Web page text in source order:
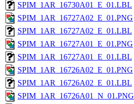
SPIM_1AR_16730A01_E_01.LBL
SPIM_1AR_16727A02_E_01.PNG
SPIM_1AR_16727A02_E_01.LBL
SPIM_1AR_16727A01_E_01.PNG
SPIM_1AR_16727A01_E_01.LBL
SPIM_1AR_16726A02_E_01.PNG
SPIM_1AR_16726A02_E_01.LBL
SPIM_1AR_16726A01_N_01.PNG